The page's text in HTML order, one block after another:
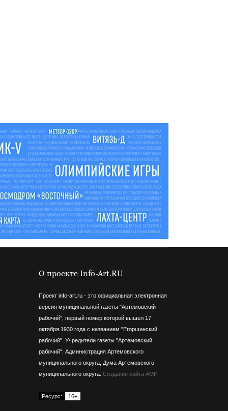
О проекте Info-Art.RU
Проект info-art.ru - это официальная электронная
версия муниципальной газеты "Артемовский
рабочий", первый номер которой вышел 17
октября 1930 года с названием "Егоршинский
рабочий". Учредители газеты "Артемовский
рабочий": Администрация Артемовского
муниципального округа, Дума Артемовского
муниципального округа. Создание сайта АМИ
Ресурс: 16+